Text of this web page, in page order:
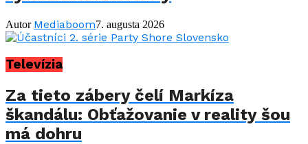
Autor Mediaboom7. augusta 2026
Televízia
Za tieto zábery čelí Markíza
škandálu: Obťažovanie v reality šou
má dohru